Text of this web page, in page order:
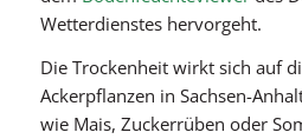
Wetterdienstes hervorgeht.
Die Trockenheit wirkt sich auf
Ackerpflanzen in Sachsen-
wie Mais, Zuckerrüben oder